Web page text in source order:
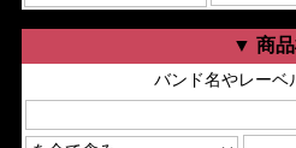
▼ 商品
バンド名やレーベ